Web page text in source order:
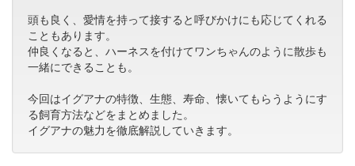
頭も良く、愛情を持って接すると呼びかけにも応じてくれる
こともあります。
仲良くなると、ハーネスを付けてワンちゃんのように散歩も
一緒にできることも。
今回はイグアナの特徴、生態、寿命、懐いてもらうようにす
る飼育方法などをまとめました。
イグアナの魅力を徹底解説していきます。